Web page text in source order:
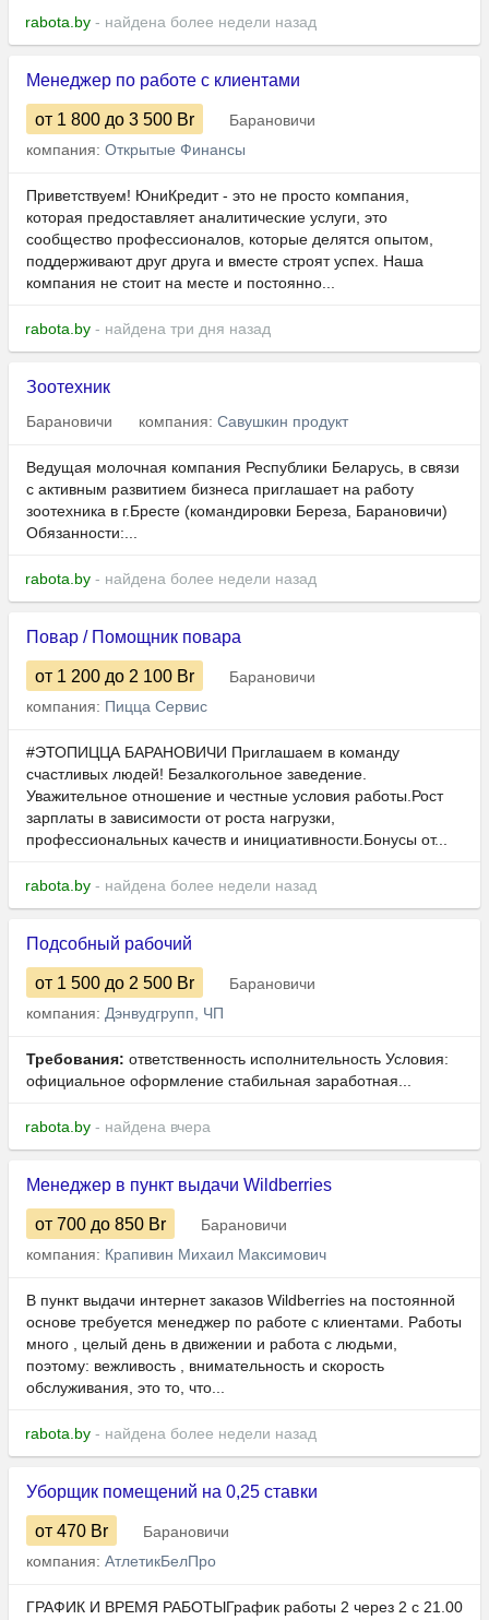
rabota.by - найдена более недели назад
Менеджер по работе с клиентами
от 1 800 до 3 500 Br
Барановичи
компания: Открытые Финансы
Приветствуем! ЮниКредит - это не просто компания,
которая предоставляет аналитические услуги, это
сообщество профессионалов, которые делятся опытом,
поддерживают друг друга и вместе строят успех. Наша
компания не стоит на месте и постоянно...
rabota.by - найдена три дня назад
Зоотехник
Барановичи компания: Савушкин продукт
Ведущая молочная компания Республики Беларусь, в связи
с активным развитием бизнеса приглашает на работу
зоотехника в г.Бресте (командировки Береза, Барановичи)
Обязанности:...
rabota.by - найдена более недели назад
Повар / Помощник повара
от 1 200 до 2 100 Br
Барановичи
компания: Пицца Сервис
#ЭТОПИЦЦА БАРАНОВИЧИ Приглашаем в команду
счастливых людей! Безалкогольное заведение.
Уважительное отношение и честные условия работы.Рост
зарплаты в зависимости от роста нагрузки,
профессиональных качеств и инициативности.Бонусы от...
rabota.by - найдена более недели назад
Подсобный рабочий
от 1 500 до 2 500 Br
Барановичи
компания: Дэнвудгрупп, ЧП
Требования: ответственность исполнительность Условия:
официальное оформление стабильная заработная...
rabota.by - найдена вчера
Менеджер в пункт выдачи Wildberries
от 700 до 850 Br
Барановичи
компания: Крапивин Михаил Максимович
В пункт выдачи интернет заказов Wildberries на постоянной
основе требуется менеджер по работе с клиентами. Работы
много , целый день в движении и работа с людьми,
поэтому: вежливость , внимательность и скорость
обслуживания, это то, что...
rabota.by - найдена более недели назад
Уборщик помещений на 0,25 ставки
от 470 Br
Барановичи
компания: АтлетикБелПро
ГРАФИК И ВРЕМЯ РАБОТЫГрафик работы 2 через 2 с 21.00